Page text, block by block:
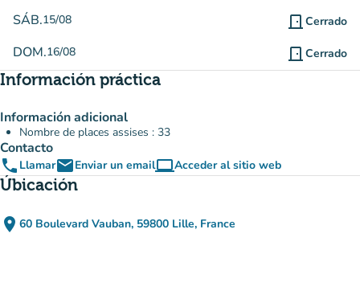
SÁB.15/08 door_front Cerrado
DOM.16/08 door_front Cerrado
Información práctica
Información adicional
Nombre de places assises : 33
Contacto
phone LlamaremailEnviar un emailcomputerAcceder al sitio web
(nueva pestaña)
Úbicación
place 60 Boulevard Vauban, 59800 Lille, France
(abrir en Google Maps)
(nueva pestaña)